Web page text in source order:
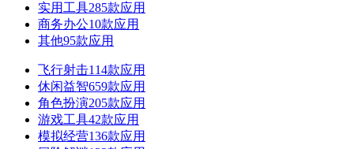
实用工具285款应用
商务办公10款应用
其他95款应用
飞行射击114款应用
休闲益智659款应用
角色扮演205款应用
游戏工具42款应用
模拟经营136款应用